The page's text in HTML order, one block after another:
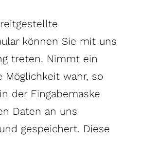
können Sie mit uns
treten. Nimmt ein
Möglichkeit wahr, so
der Eingabemaske
Daten an uns
gespeichert. Diese